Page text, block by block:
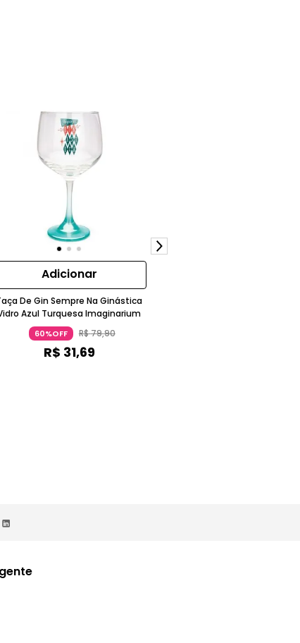
Adicionar
De Gin Sempre Na Ginástica
Azul Turquesa Imaginarium
60%OFF R$79,90
R$ 31,69